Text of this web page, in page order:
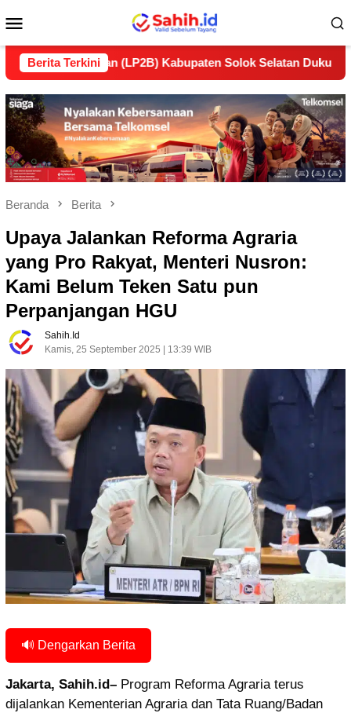
ke
Mobile
Berita Terkini
(LP2B) Kabupaten Solok Selatan Dukung Ketahanan
Beranda Berita
Upaya Jalankan Reforma Agraria
yang Pro Rakyat, Menteri Nusron:
Kami Belum Teken Satu pun
Perpanjangan HGU
Sahih.id
Kamis, 25 September 2025 | 13:39 WIB
🔊 Dengarkan Berita
Jakarta, Sahih.id– Program Reforma Agraria terus
dijalankan Kementerian Agraria dan Tata Ruang/Badan